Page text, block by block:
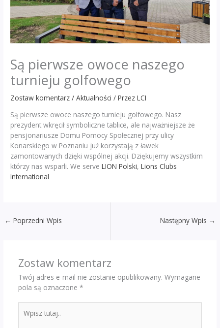
Są pierwsze owoce naszego
turnieju golfowego
Zostaw komentarz /Aktualności / PrzezLCI
Są pierwsze owoce naszego turnieju golfowego. Nasz
prezydent wkręcił symboliczne tablice, ale najważniejsze że
pensjonariusze Domu Pomocy Społecznej przy ulicy
Konarskiego w Poznaniu już korzystają z ławek
zamontowanych dzięki wspólnej akcji. Dziękujemy wszystkim
którzy nas wsparli. We serveLION Polski,Lions Clubs
International
← Poprzedni Wpis Następny Wpis →
Zostaw komentarz
Twój adres e-mail nie zostanie opublikowany. Wymagane
pola są oznaczone *
tutaj..